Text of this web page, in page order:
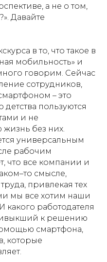
а не о том,
Давайте
в то, что такое в
мобильность» и
говорим. Сейчас
сотрудников,
– это
пользуются
и не
жизнь без них.
универсальным
рабочим
что все компании и
смысле,
привлекая тех
мы все хотим наши
какого работодателя
к решению
смартфона,
которые